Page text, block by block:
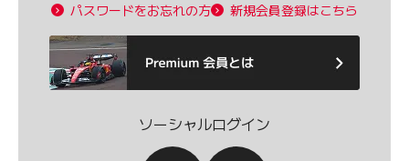
パスワードをお忘れの方 新規会員登録はこちら
ソーシャルログイン